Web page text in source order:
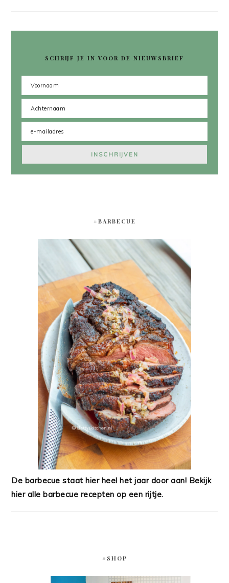
SCHRIJF JE IN VOOR DE NIEUWSBRIEF
#BARBECUE
De barbecue staat hier heel het jaar door aan! Bekijk
hier alle barbecue recepten op een rijtje.
#SHOP